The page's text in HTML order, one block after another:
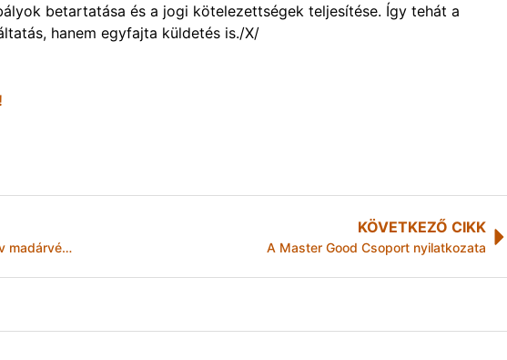
betartatása és a jogi kötelezettségek teljesítése. Így tehát a
hanem egyfajta küldetés is./X/
Drónokkal a madarak biztonságáért – Új, innovatív madárvédelmi megoldás az OPUS TITÁSZ-nál
KÖVETKEZŐ CIKK
A Master Good Csoport nyilatkozata